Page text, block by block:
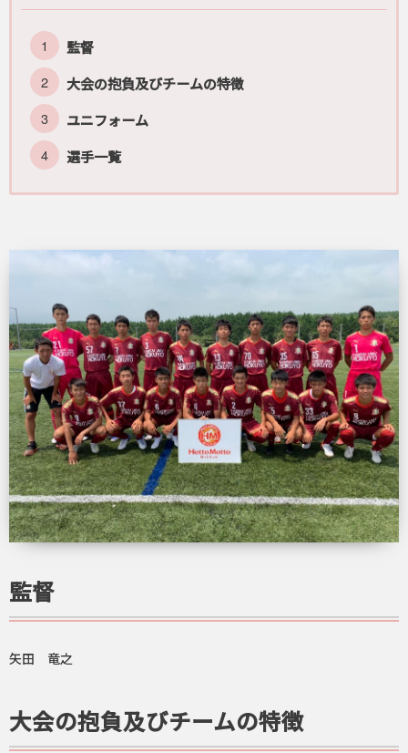
監督
大会の抱負及びチームの特徴
ユニフォーム
選手一覧
監督
矢田 竜之
大会の抱負及びチームの特徴